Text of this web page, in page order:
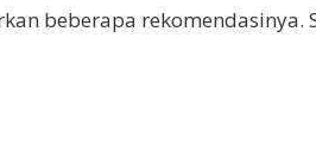
beberapa rekomendasinya.